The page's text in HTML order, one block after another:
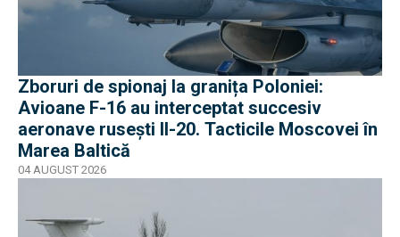
Zboruri de spionaj la granița Poloniei:
Avioane F-16 au interceptat succesiv
aeronave rusești Il-20. Tacticile Moscovei în
Marea Baltică
04 AUGUST 2026